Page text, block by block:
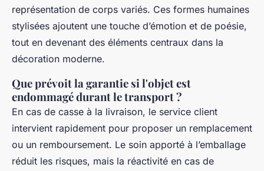
représentation de corps variés. Ces formes humaines
stylisées ajoutent une touche d’émotion et de poésie,
tout en devenant des éléments centraux dans la
décoration moderne.
Que prévoit la garantie si l'objet est
endommagé durant le transport ?
En cas de casse à la livraison, le service client
intervient rapidement pour proposer un remplacement
ou un remboursement. Le soin apporté à l’emballage
réduit les risques, mais la réactivité en cas de